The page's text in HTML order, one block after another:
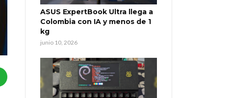
ASUS ExpertBook Ultra llega a
Colombia con IA y menos de 1
kg
junio 10, 2026